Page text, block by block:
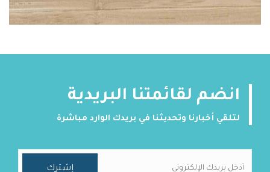
انضم لقائمتنا البريدية
لتلقي أخبارنا وتحديثنا في بريدك الوارد مباشرة